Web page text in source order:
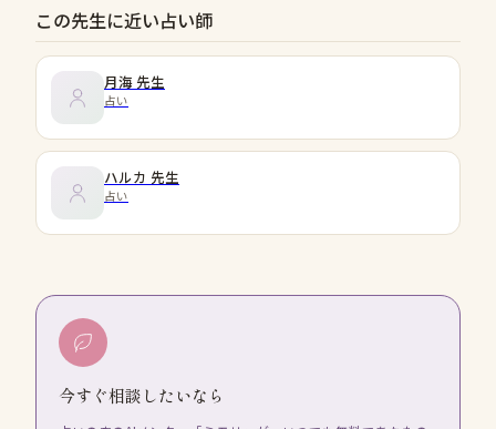
この先生に近い占い師
月海 先生
占い
ハルカ 先生
占い
今すぐ相談したいなら